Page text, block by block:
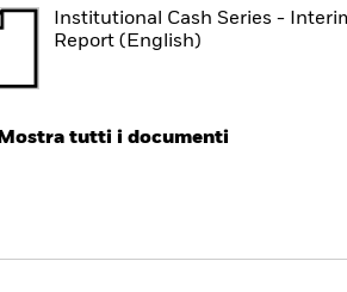
Institutional Cash Series -
Report (English)
Mostra tutti i documenti